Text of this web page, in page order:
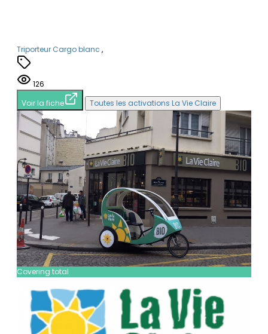
Triporteur Cargo blanc ,
126
Voir la fiche
Toutes les activations La Vie Claire
Covering total